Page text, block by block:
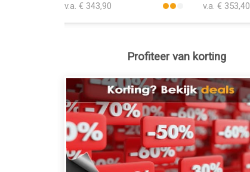
v.a. € 343,90 v.a. € 353,40
Profiteer van korting